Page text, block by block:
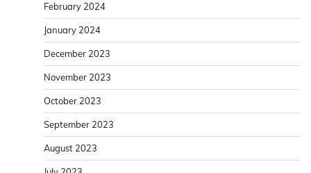
February 2024
January 2024
December 2023
November 2023
October 2023
September 2023
August 2023